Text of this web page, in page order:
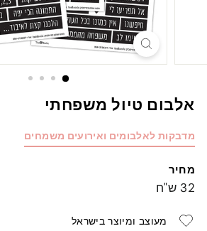
אלבום טיול משפחתי
מדבקות לאלבומים ואירועים משמחים
מחיר
מחיר
32 ש"ח
מעוצב ומיוצר בישראל